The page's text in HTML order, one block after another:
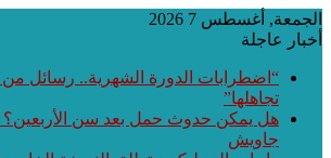
أغسطس 7 2026
عاجلة
“اضطرابات الدورة الشهرية.. رسائل من
تجاهلها”
هل يمكن حدوث حمل بعد سن الأربعين؟
جاويش